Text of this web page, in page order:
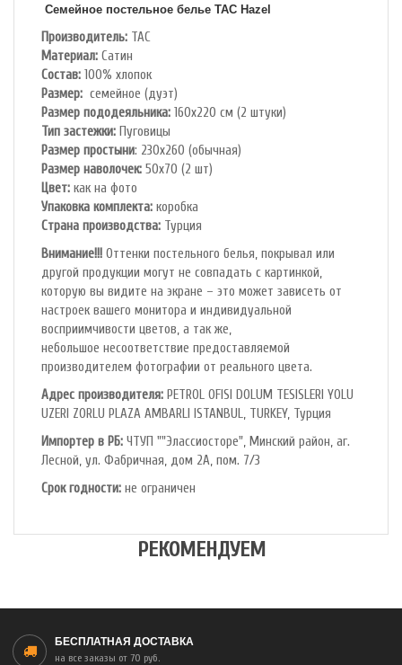
Семейное постельное белье TAC Hazel
Производитель: TAC
Материал: Сатин
Состав: 100% хлопок
Размер: семейное (дуэт)
Размер пододеяльника: 160х220 см (2 штуки)
Тип застежки: Пуговицы
Размер простыни: 230х260 (обычная)
Размер наволочек: 50х70 (2 шт)
Цвет: как на фото
Упаковка комплекта: коробка
Cтрана производства: Турция
Внимание!!! Оттенки постельного белья, покрывал или
другой продукции могут не совпадать с картинкой,
которую вы видите на экране – это может зависеть от
настроек вашего монитора и индивидуальной
восприимчивости цветов, а так же,
небольшое несоответствие предоставляемой
производителем фотографии от реального цвета.
Адрес производителя: PETROL OFlSl DOLUM TESISLERI YOLU
UZERI ZORLU PLAZA AMBARLI ISTANBUL, TURKEY, Турция
Импортер в РБ: ЧТУП ""Элассиосторе", Минский район, аг.
Лесной, ул. Фабричная, дом 2А, пом. 7/3
Срок годности: не ограничен
РЕКОМЕНДУЕМ
БЕСПЛАТНАЯ ДОСТАВКА
на все заказы от 70 руб.